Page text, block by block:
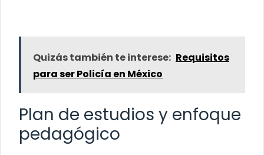
Quizás también te interese: Requisitos
para ser Policía en México
Plan de estudios y enfoque
pedagógico